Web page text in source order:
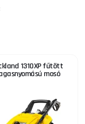
1310XP fűtött
mosó